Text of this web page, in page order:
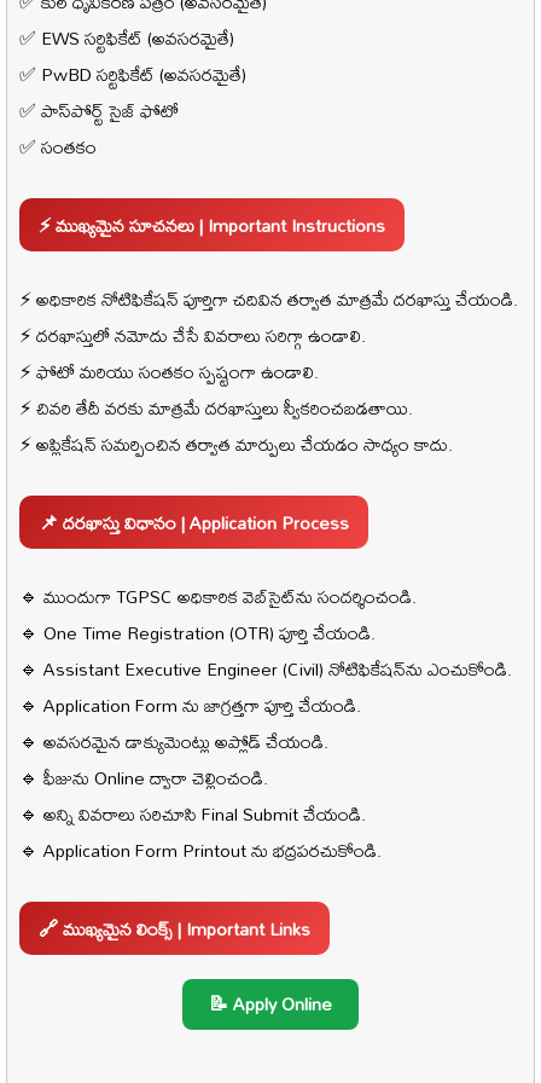
✅ EWS సర్టిఫికేట్ (అవసరమైతే)
✅ PwBD సర్టిఫికేట్ (అవసరమైతే)
✅ పాస్‌పోర్ట్ సైజ్ ఫోటో
✅ సంతకం
⚡ ముఖ్యమైన సూచనలు | Important Instructions
⚡ అధికారిక నోటిఫికేషన్ పూర్తిగా చదివిన తర్వాత మాత్రమే దరఖాస్తు చేయండి.
⚡ దరఖాస్తులో నమోదు చేసే వివరాలు సరిగ్గా ఉండాలి.
⚡ ఫోటో మరియు సంతకం స్పష్టంగా ఉండాలి.
⚡ చివరి తేదీ వరకు మాత్రమే దరఖాస్తులు స్వీకరించబడతాయి.
⚡ అప్లికేషన్ సమర్పించిన తర్వాత మార్పులు చేయడం సాధ్యం కాదు.
📌 దరఖాస్తు విధానం | Application Process
🔹 ముందుగా TGPSC అధికారిక వెబ్‌సైట్‌ను సందర్శించండి.
🔹 One Time Registration (OTR) పూర్తి చేయండి.
🔹 Assistant Executive Engineer (Civil) నోటిఫికేషన్‌ను ఎంచుకోండి.
🔹 Application Form ను జాగ్రత్తగా పూర్తి చేయండి.
🔹 అవసరమైన డాక్యుమెంట్లు అప్లోడ్ చేయండి.
🔹 ఫీజును Online ద్వారా చెల్లించండి.
🔹 అన్ని వివరాలు సరిచూసి Final Submit చేయండి.
🔹 Application Form Printout ను భద్రపరచుకోండి.
🔗ముఖ్యమైన లింక్స్ | Important Links
📝 Apply Online